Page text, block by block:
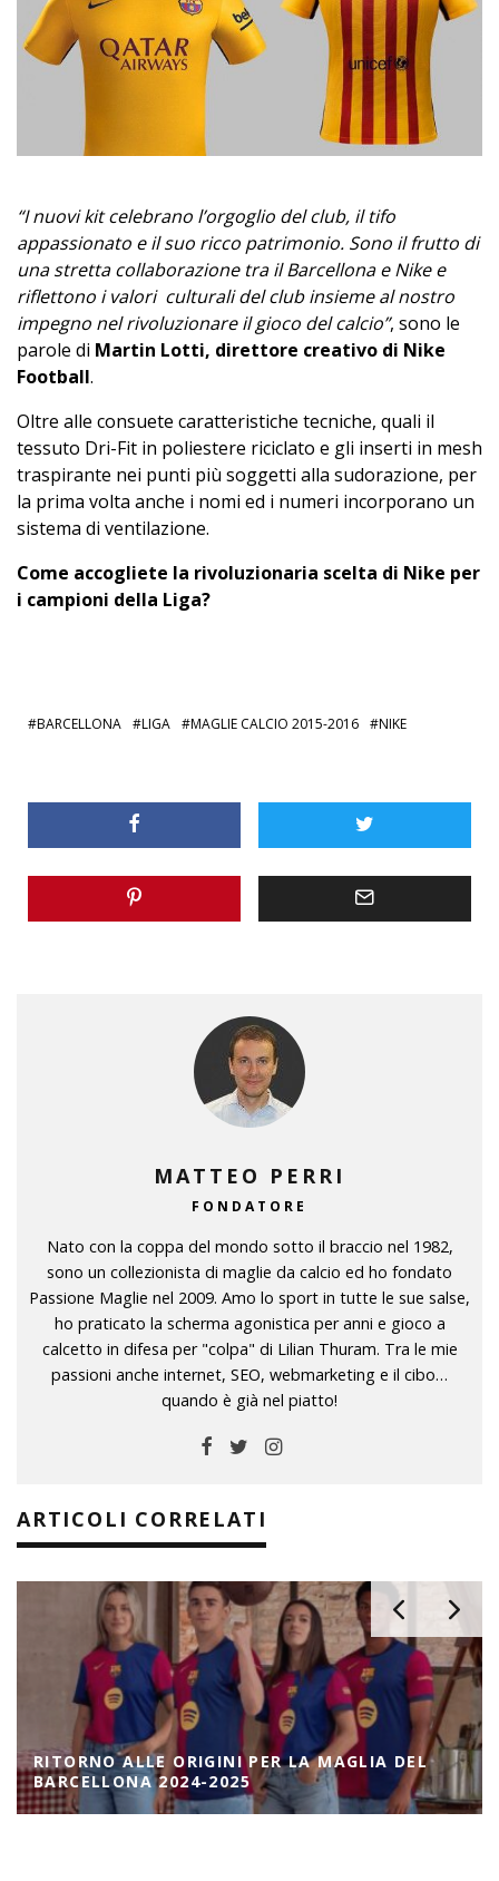
“I nuovi kit celebrano l’orgoglio del club, il tifo
appassionato e il suo ricco patrimonio. Sono il frutto di
una stretta collaborazione tra il Barcellona e Nike e
riflettono i valori culturali del club insieme al nostro
impegno nel rivoluzionare il gioco del calcio”, sono le
parole di Martin Lotti, direttore creativo di Nike
Football.
Oltre alle consuete caratteristiche tecniche, quali il
tessuto Dri-Fit in poliestere riciclato e gli inserti in mesh
traspirante nei punti più soggetti alla sudorazione, per
la prima volta anche i nomi ed i numeri incorporano un
sistema di ventilazione.
Come accogliete la rivoluzionaria scelta di Nike per
i campioni della Liga?
BARCELLONA LIGA MAGLIE CALCIO 2015-2016 NIKE
MATTEO PERRI
FONDATORE
Nato con la coppa del mondo sotto il braccio nel 1982,
sono un collezionista di maglie da calcio ed ho fondato
Passione Maglie nel 2009. Amo lo sport in tutte le sue salse,
ho praticato la scherma agonistica per anni e gioco a
calcetto in difesa per "colpa" di Lilian Thuram. Tra le mie
passioni anche internet, SEO, webmarketing e il cibo…
quando è già nel piatto!
ARTICOLI CORRELATI
RITORNO ALLE ORIGINI PER LA MAGLIA DEL
BARCELLONA 2024-2025